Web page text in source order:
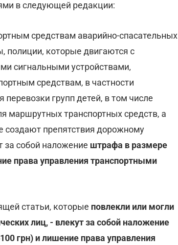
в следующей редакции:
средствам аварийно-спасательных
полиции, которые двигаются с
сигнальными устройствами,
средствам, в частности
групп детей, в том числе
маршрутных транспортных средств, а
создают препятствия дорожному
за собой наложение штрафа в размере
права управления транспортными
статьи, которые повлекли или могли
лиц, - влекут за собой наложение
грн) и лишение права управления